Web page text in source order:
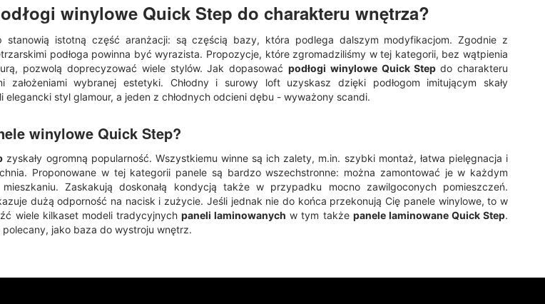
winylowe Quick Step do charakteru wnętrza?
stanowią istotną część aranżacji: są częścią bazy, która podlega dalszym modyfikacjom. Zgodnie z
podłoga powinna być wyrazista. Propozycje, które zgromadziliśmy w tej kategorii, bez wątpienia
pozwolą doprecyzować wiele stylów. Jak dopasować podłogi winylowe Quick Stepdo charakteru
założeniami wybranej estetyki. Chłodny i surowy loft uzyskasz dzięki podłogom imitującym skały
elegancki styl glamour, a jeden z chłodnych odcieni dębu - wyważony scandi.
winylowe Quick Step?
zyskały ogromną popularność. Wszystkiemu winne są ich zalety, m.in. szybki montaż, łatwa pielęgnacja i
Proponowane w tej kategorii panele są bardzo wszechstronne: można zamontować je w każdym
Zaskakują doskonałą kondycją także w przypadku mocno zawilgoconych pomieszczeń.
dużą odporność na nacisk i zużycie. Jeśli jednak nie do końca przekonują Cię panele winylowe, to w
wiele kilkaset modeli tradycyjnych paneli laminowanych w tym także panele laminowane Quick Step.
jako baza do wystroju wnętrz.